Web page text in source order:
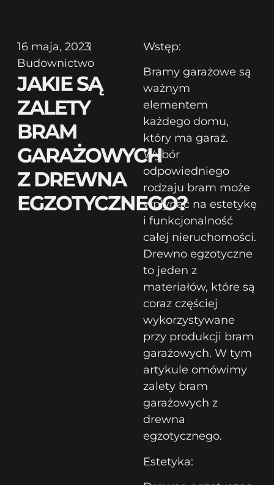
16 maja, 2023
Budownictwo
JAKIE SĄ
ZALETY
BRAM
GARAŻOWYCH
Z DREWNA
EGZOTYCZNEGO?
Wstęp:
Bramy garażowe są
ważnym
elementem
każdego domu,
który ma garaż.
Wybór
odpowiedniego
rodzaju bram może
wpłynąć na estetykę
i funkcjonalność
całej nieruchomości.
Drewno egzotyczne
to jeden z
materiałów, które są
coraz częściej
wykorzystywane
przy produkcji bram
garażowych. W tym
artykule omówimy
zalety bram
garażowych z
drewna
egzotycznego.
Estetyka: